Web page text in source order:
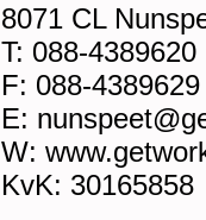
8071 CL
T: 088-4389620
F: 088-4389629
E:
W:
KvK: 30165858